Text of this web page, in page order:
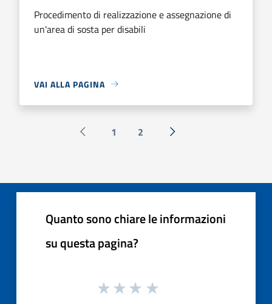
Procedimento di realizzazione e assegnazione di
un'area di sosta per disabili
VAI ALLA PAGINA
Pagina precedente
1 2 Successiva »
Quanto sono chiare le informazioni
su questa pagina?